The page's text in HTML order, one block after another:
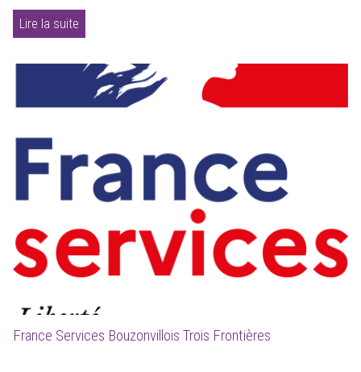
Lire la suite
France Services Bouzonvillois Trois Frontières